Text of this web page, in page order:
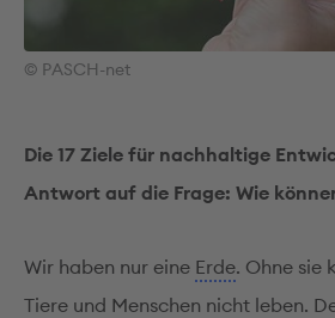
© PASCH-net
Die 17 Ziele für nachhaltige
Antwort auf die Frage: Wie
Wir haben nur eine Erde. Ohne sie
Tiere und Menschen nicht leben.